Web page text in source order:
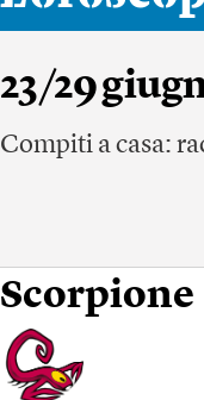
23/29
Compiti a casa:
Scorpione